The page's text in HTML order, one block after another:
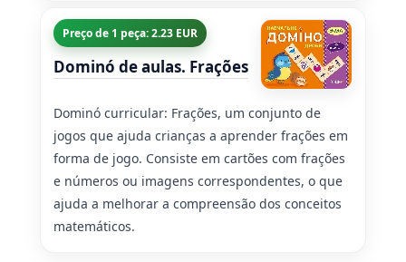
Preço de 1 peça: 2.23 EUR
Dominó de aulas. Frações
Dominó curricular: Frações, um conjunto de
jogos que ajuda crianças a aprender frações em
forma de jogo. Consiste em cartões com frações
e números ou imagens correspondentes, o que
ajuda a melhorar a compreensão dos conceitos
matemáticos.